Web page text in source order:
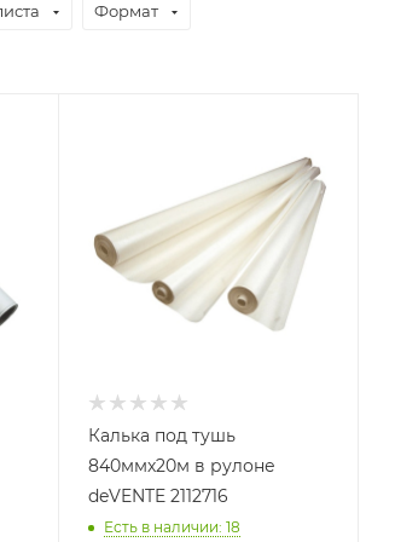
Формат
Калька под тушь
840ммх20м в рулоне
deVENTE 2112716
Есть в наличии: 18